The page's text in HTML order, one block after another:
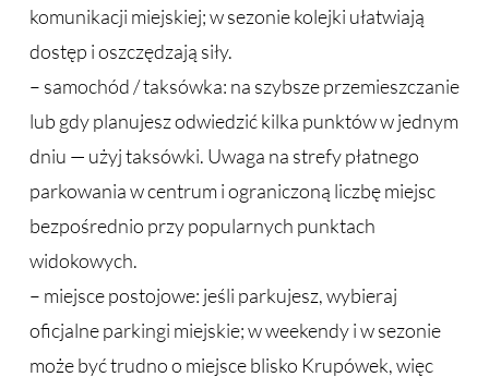
komunikacji miejskiej; w sezonie kolejki ułatwiają
dostęp i oszczędzają siły.
– samochód / taksówka: na szybsze przemieszczanie
lub gdy planujesz odwiedzić kilka punktów w jednym
dniu — użyj taksówki. Uwaga na strefy płatnego
parkowania w centrum i ograniczoną liczbę miejsc
bezpośrednio przy popularnych punktach
widokowych.
– miejsce postojowe: jeśli parkujesz, wybieraj
oficjalne parkingi miejskie; w weekendy i w sezonie
może być trudno o miejsce blisko Krupówek, więc